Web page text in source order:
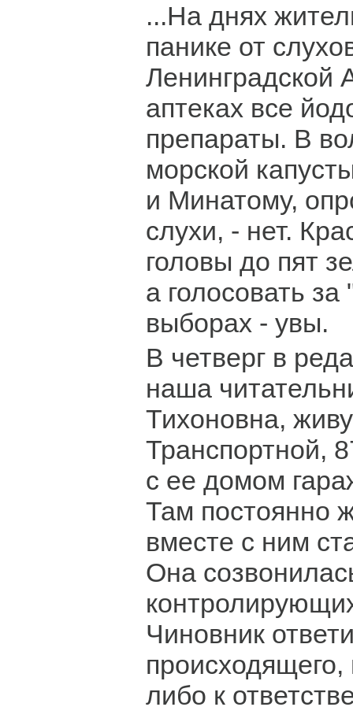
...На днях
панике от
Ленинградской
аптеках все
препараты. В
морской
и Минатому,
слухи, - нет.
головы до пят
а голосовать
выборах - увы.
В четверг в
наша
Тихоновна,
Транспортной,
с ее домом
Там постоянно
вместе с ним
Она
Чиновник
происходящего,
либо к